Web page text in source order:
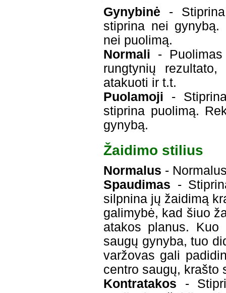
Gynybinė -
stiprina nei gynybą.
nei puolimą.
Normali -
rungtynių
atakuoti ir t.t.
Puolamoji -
stiprina puolimą.
gynybą.
Žaidimo stilius
Normalus -
Spaudimas -
silpnina jų žaidimą
galimybė, kad šiuo
atakos planus.
saugų gynyba, tuo
varžovas gali
centro saugų, krašto
Kontratakos -